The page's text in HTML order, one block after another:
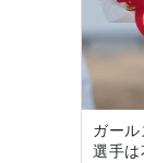
ガー
選手は